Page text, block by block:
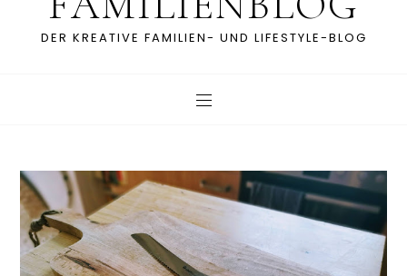
DER KREATIVE FAMILIEN- UND LIFESTYLE-BLOG